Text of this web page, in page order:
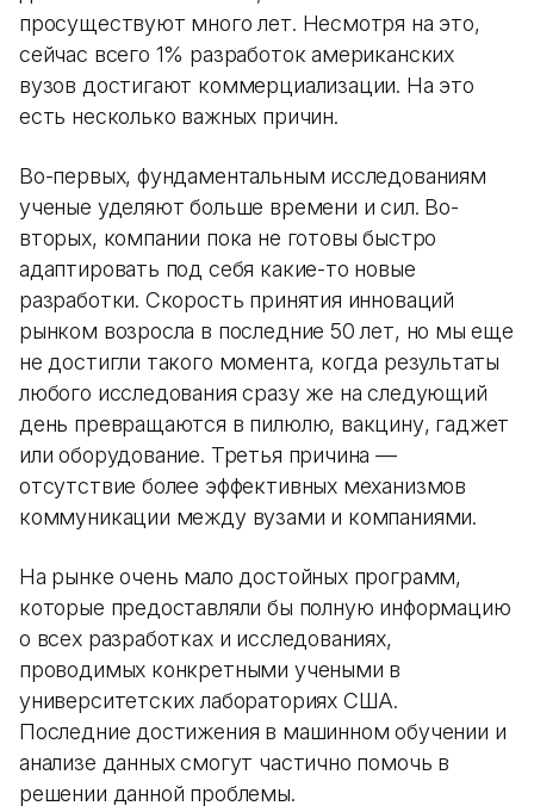
просуществуют много лет. Несмотря на это,
сейчас всего 1% разработок американских
вузов достигают коммерциализации. На это
есть несколько важных причин.
Во-первых, фундаментальным исследованиям
ученые уделяют больше времени и сил. Во-
вторых, компании пока не готовы быстро
адаптировать под себя какие-то новые
разработки. Скорость принятия инноваций
рынком возросла в последние 50 лет, но мы еще
не достигли такого момента, когда результаты
любого исследования сразу же на следующий
день превращаются в пилюлю, вакцину, гаджет
или оборудование. Третья причина —
отсутствие более эффективных механизмов
коммуникации между вузами и компаниями.
На рынке очень мало достойных программ,
которые предоставляли бы полную информацию
о всех разработках и исследованиях,
проводимых конкретными учеными в
университетских лабораториях США.
Последние достижения в машинном обучении и
анализе данных смогут частично помочь в
решении данной проблемы.